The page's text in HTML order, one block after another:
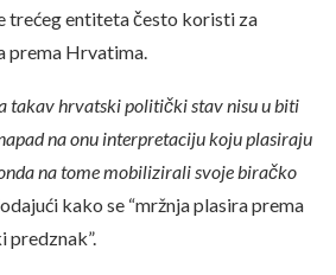
trećeg entiteta često koristi za
prema Hrvatima.
takav hrvatski politički stav nisu u biti
na onu interpretaciju koju plasiraju
na tome mobilizirali svoje biračko
kako se “mržnja plasira prema
predznak”.